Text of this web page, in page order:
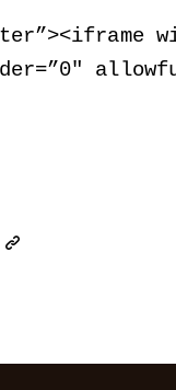
><iframe